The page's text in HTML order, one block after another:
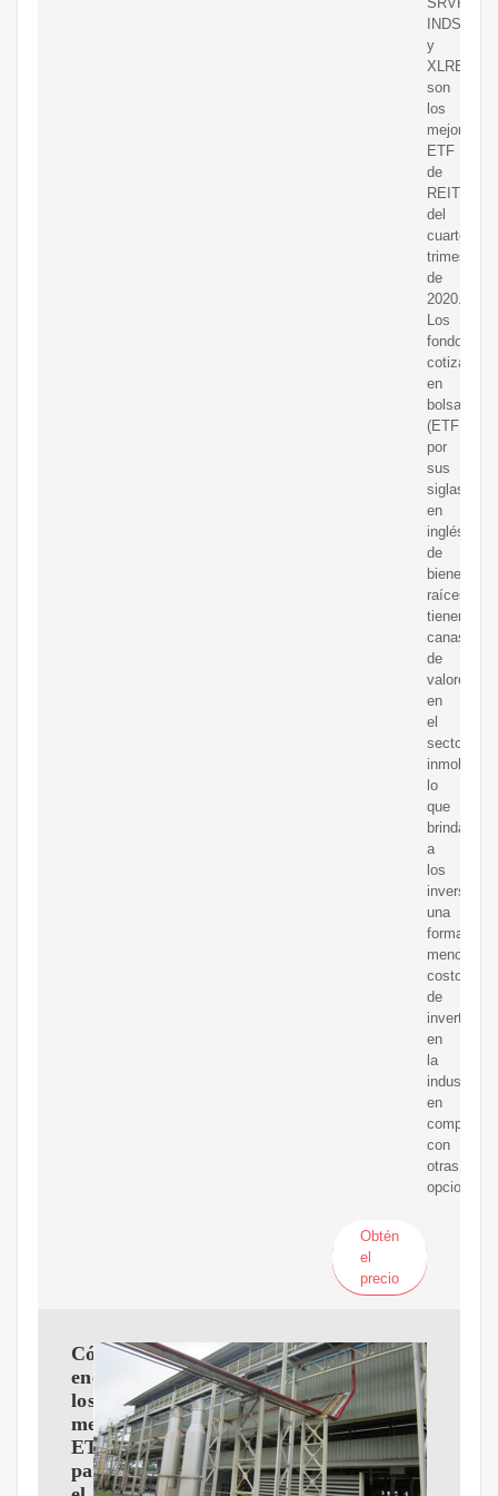
INDS
y
XLRE
son
los
mejores
ETF
de
REIT
del
cuarto
trimestre
de
2020.
Los
fondos
cotizados
en
bolsa
(ETF
por
sus
siglas
en
inglés)
de
bienes
raíces
tienen
canastas
de
valores
en
el
sector
lo
que
brinda
a
los
inversores
una
forma
menos
costosa
de
invertir
en
la
industria
en
con
otras
opciones.
Obtén
el
precio
Cómo
encontrar
los
mejores
ETF
para